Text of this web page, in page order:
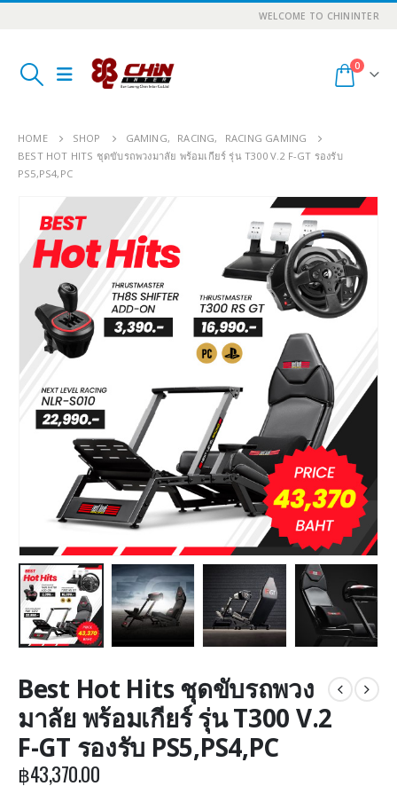
WELCOME TO CHININTER
0
HOME SHOP GAMING, RACING,
RACING GAMING
BEST HOT HITS ชุดขับรถพวงมาลัย พร้อมเกียร์ รุ่น T300 V.2 F-GT รองรับ
PS5,PS4,PC
Best Hot Hits ชุดขับรถพวง
มาลัย พร้อมเกียร์ รุ่น T300 V.2
F-GT รองรับ PS5,PS4,PC
฿43,370.00